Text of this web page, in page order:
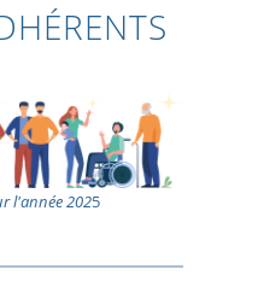
l'année 2025